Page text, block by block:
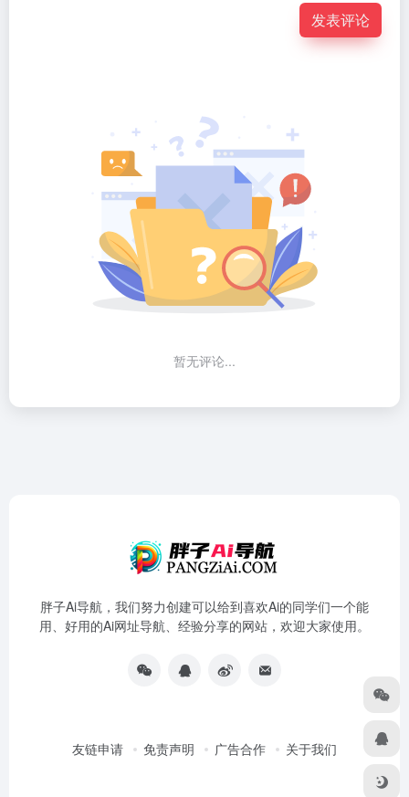
发表评论
暂无评论...
胖子Ai导航，我们努力创建可以给到喜欢Ai的同学们一个能
用、好用的Ai网址导航、经验分享的网站，欢迎大家使用。
友链申请 免责声明 广告合作 关于我们